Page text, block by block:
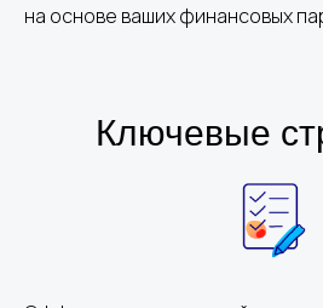
на основе ваших финансовых
Ключевые